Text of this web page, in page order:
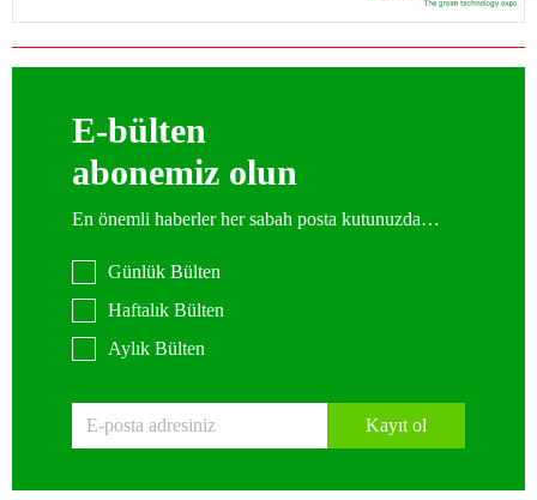
E-bülten
abonemiz olun
En önemli haberler her sabah posta kutunuzda…
Günlük Bülten
Haftalık Bülten
Aylık Bülten
Kayıt ol